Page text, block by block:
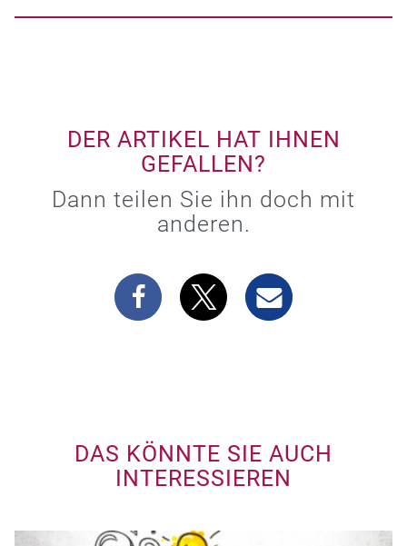
DER ARTIKEL HAT IHNEN
GEFALLEN?
Dann teilen Sie ihn doch mit
anderen.
DAS KÖNNTE SIE AUCH
INTERESSIEREN